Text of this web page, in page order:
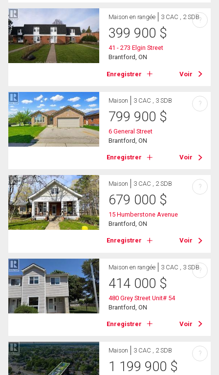
Maison en rangée 3 CAC , 2 SDB
399 900 $
41 - 273 Elgin Street
Brantford, ON
Enregistrer Voir
?
Maison 3 CAC , 3 SDB
799 900 $
6 General Street
Brantford, ON
Enregistrer Voir
?
Maison 3 CAC , 2 SDB
679 000 $
15 Humberstone Avenue
Brantford, ON
Enregistrer Voir
?
Maison en rangée 3 CAC , 3 SDB
414 000 $
480 Grey Street Unit# 54
Brantford, ON
Enregistrer Voir
?
Maison 3 CAC , 2 SDB
1 199 900 $
?